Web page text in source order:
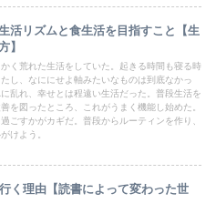
活リズムと食生活を目指すこと【生
】
く荒れた生活をしていた。起きる時間も寝る時
し、なににせよ軸みたいなものは到底なかっ
乱れ、幸せとは程遠い生活だった。普段生活を
を図ったところ、これがうまく機能し始めた。
ごすかがカギだ。普段からルーティンを作り、
けよう。
く理由【読書によって変わった世